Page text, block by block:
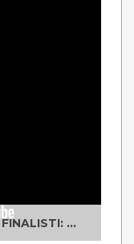
UNO TWO DREI 2015/2016, I FINALISTI: CLASSE IV ALS ISTITUTO "DEGASPERI" BORGO VALSUGANA